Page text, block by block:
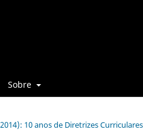
Sobre
10 anos de Diretrizes